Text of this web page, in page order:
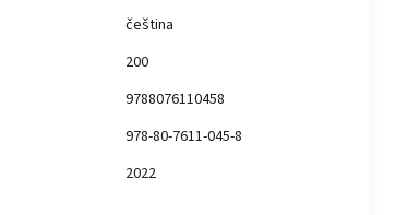
čeština
200
9788076110458
978-80-7611-045-8
2022